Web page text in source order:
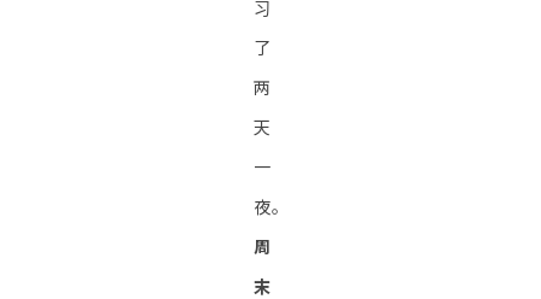
习
了
两
天
一
夜。
周
末